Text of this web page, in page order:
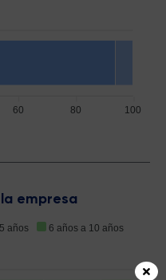
100
80
60
empresa
años
6 años a 10 años